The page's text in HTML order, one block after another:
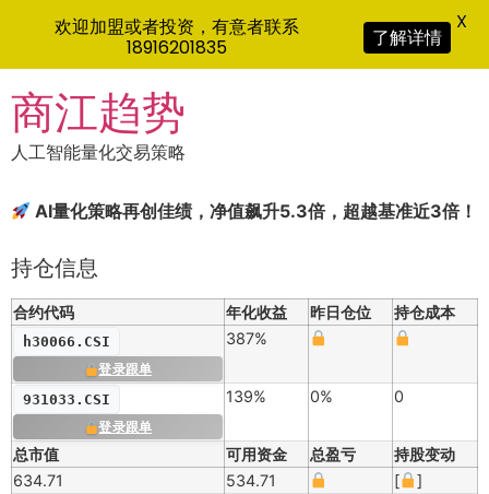
to
content
商江趋势
人工智能量化交易策略
AI量化策略再创佳绩，净值飙升5.3倍，超越基准近3倍！
持仓信息
合约代码 年化收益 昨日仓位 持仓成本
h30066.CSI
登录跟单
387%
931033.CSI
登录跟单
139% 0% 0
总市值 可用资金 总盈亏
持股变动
634.71
534.71 [ ]
欢迎加盟或者投资，有意者联系
18916201835
了解详情
X